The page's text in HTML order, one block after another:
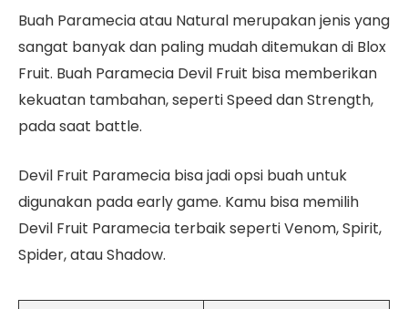
Buah Paramecia atau Natural merupakan jenis yang
sangat banyak dan paling mudah ditemukan di Blox
Fruit. Buah Paramecia Devil Fruit bisa memberikan
kekuatan tambahan, seperti Speed dan Strength,
pada saat battle.
Devil Fruit Paramecia bisa jadi opsi buah untuk
digunakan pada early game. Kamu bisa memilih
Devil Fruit Paramecia terbaik seperti Venom, Spirit,
Spider, atau Shadow.